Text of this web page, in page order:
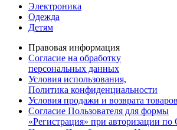
Электроника
Одежда
Детям
Правовая информация
Согласие на обработку
персональных данных
Условия использования,
Политика конфиденциальности
Условия продажи и возврата товаров
Согласие Пользователя для формы
«Регистрация» при авторизации по